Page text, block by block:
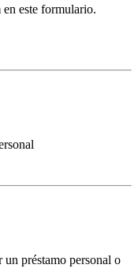
este formulario.
préstamo personal o